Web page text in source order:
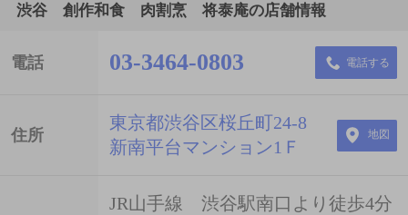
渋谷 創作和食 肉割烹 将泰庵の店舗情報
電話 03-3464-0803 電話する
住所
東京都渋谷区桜丘町24-8
新南平台マンション1Ｆ
地図
JR山手線 渋谷駅南口より徒歩4分